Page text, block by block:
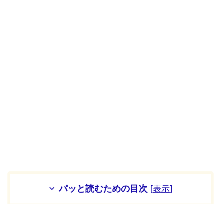
パッと読むための目次 [表示]